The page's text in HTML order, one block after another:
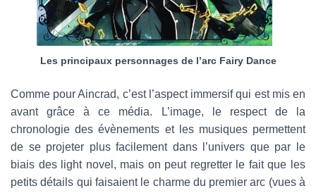
Les principaux personnages de l’arc Fairy Dance
Comme pour Aincrad, c’est l’aspect immersif qui est mis en
avant grâce à ce média. L’image, le respect de la
chronologie des évènements et les musiques permettent
de se projeter plus facilement dans l’univers que par le
biais des light novel, mais on peut regretter le fait que les
petits détails qui faisaient le charme du premier arc (vues à